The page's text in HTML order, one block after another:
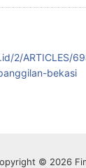
2/ARTICLES/
bekasi
© 2026